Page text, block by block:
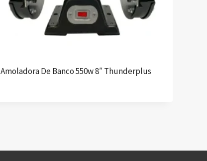
Amoladora De Banco 550w 8″ Thunderplus